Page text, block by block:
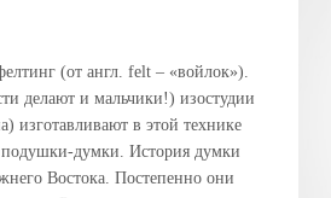
(от англ. felt – «войлок»).
делают и мальчики!) изостудии
изготавливают в этой технике
думки. История думки
Востока. Постепенно они